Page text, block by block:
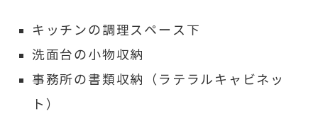
キッチンの調理スペース下
洗面台の小物収納
事務所の書類収納（ラテラルキャビネッ
ト）